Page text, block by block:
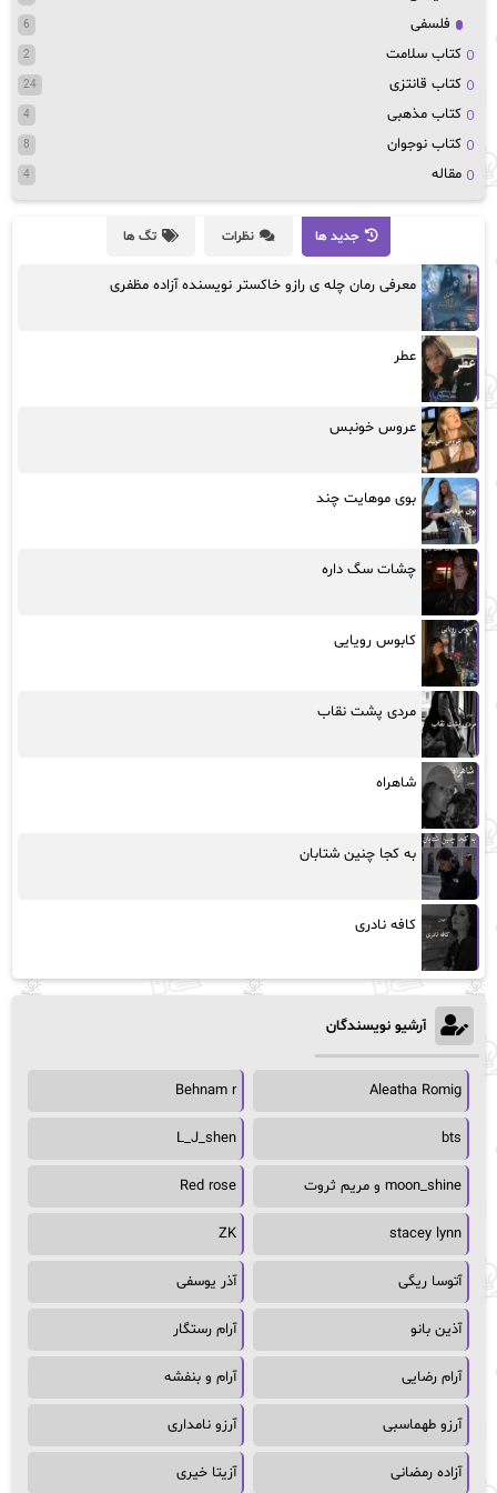
فلسفی 6
کتاب سلامت 2
کتاب قانتزی 24
کتاب مذهبی 4
کتاب نوجوان 8
مقاله 4
جدید ها نظرات تگ ها
معرفی رمان چله ی رازو خاکستر نویسنده آزاده مظفری
عطر
عروس خونبس
بوی موهایت چند
چشات سگ داره
کابوس رویایی
مردی پشت نقاب
شاهراه
به کجا چنین شتابان
کافه نادری
آرشیو نویسندگان
Aleatha Romig
Behnam r
bts
L_J_shen
moon_shine و مریم ثروت Red rose
stacey lynn
ZK
آتوسا ریگی آذر یوسفی
آذین بانو آرام رستگار
آرام رضایی آرام و بنفشه
آرزو طهماسبی آرزو نامداری
آزاده رمضانی آزیتا خیری